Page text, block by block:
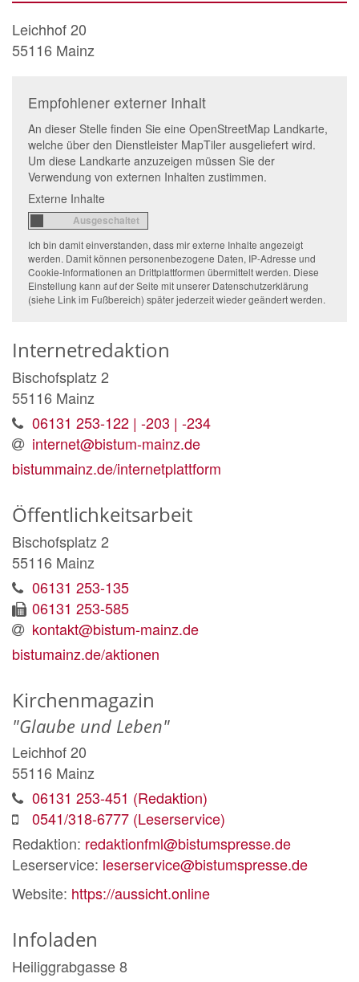
Leichhof 20
55116 Mainz
Empfohlener externer Inhalt
An dieser Stelle finden Sie eine OpenStreetMap Landkarte,
welche über den Dienstleister MapTiler ausgeliefert wird.
Um diese Landkarte anzuzeigen müssen Sie der
Verwendung von externen Inhalten zustimmen.
Externe Inhalte
Ich bin damit einverstanden, dass mir externe Inhalte angezeigt
werden. Damit können personenbezogene Daten, IP-Adresse und
Cookie-Informationen an Drittplattformen übermittelt werden. Diese
Einstellung kann auf der Seite mit unserer Datenschutzerklärung
(siehe Link im Fußbereich) später jederzeit wieder geändert werden.
Internetredaktion
Bischofsplatz 2
55116 Mainz
06131 253-122 | -203 | -234
internet@bistum-mainz.de
bistummainz.de/internetplattform
Öffentlichkeitsarbeit
Bischofsplatz 2
55116 Mainz
06131 253-135
06131 253-585
kontakt@bistum-mainz.de
bistumainz.de/aktionen
Kirchenmagazin
"Glaube und Leben"
Leichhof 20
55116 Mainz
06131 253-451 (Redaktion)
0541/318-6777 (Leserservice)
Redaktion: redaktionfml@bistumspresse.de
Leserservice: leserservice@bistumspresse.de
Website: https://aussicht.online
Infoladen
Heiliggrabgasse 8